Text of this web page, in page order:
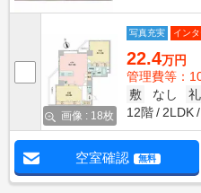
画像 : 18枚
写真充実 イン
22.4万円
管理費等：
敷
なし 礼
12階
2LDK
空室確認 無料